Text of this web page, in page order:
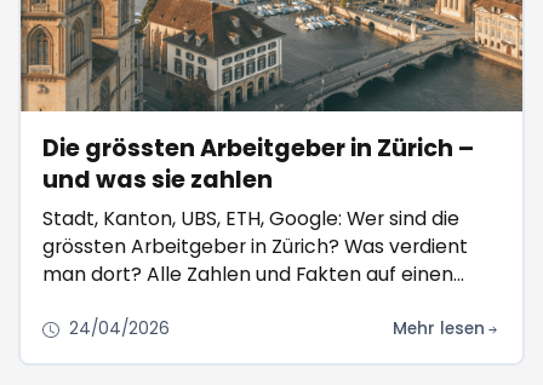
Die grössten Arbeitgeber in Zürich –
und was sie zahlen
Stadt, Kanton, UBS, ETH, Google: Wer sind die
grössten Arbeitgeber in Zürich? Was verdient
man dort? Alle Zahlen und Fakten auf einen
24/04/2026 Mehr lesen